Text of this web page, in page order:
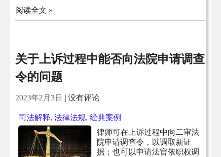
阅读全文 »
关于上诉过程中能否向法院申请调查
令的问题
2023年2月3日 | 没有评论
| 司法解释, 法律法规, 经典案例
律师可在上诉过程中向二审法
院申请调查令，以调取新证
据；也可以申请法官依职权调